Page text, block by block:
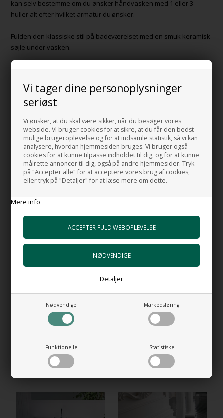
Vi tager dine personoplysninger
seriøst
Vi ønsker, at du skal være sikker, når du besøger vores
webside. Vi bruger cookies for at sikre, at du får den bedst
mulige brugeroplevelse og for at indsamle statistik, så vi kan
analysere, hvordan hjemmesiden bruges. Vi bruger også
cookies for at kunne tilpasse indholdet til dig, og for at kunne
målrette annoncer til dig, også på andre hjemmesider. Tryk
på "Accepter alle" for at acceptere vores brug af cookies,
eller tryk på "Detaljer" for at læse mere om dette.
Mere info
Nødvendige Markedsføring
Funktionelle Statistiske
Detaljer
kan selv bestemme om du ønsker håndvasken med 1 eller 3
huller alt efter hvilket armatur du ønsker.
Fulden den klassiske stil på badeværelset med en smuk keramisk
søjle under vasken.
GODT AT VIDE:
Håndvasken fås i to forskellige mål.
BEMÆRK:Husk at vælge hvilken størrelse du ønsker vasken i
samt om håndvasken skal være med eller uden søjle.
HANDMADE IN ITALY
HUSK OGSÅ DISSE
+86,00 DKK
Gå til varen
Top 63 mm
+399,00 DKK
Gå til varen
+489,00 DKK
Gå til varen
RELATEREDE PRODUKTER